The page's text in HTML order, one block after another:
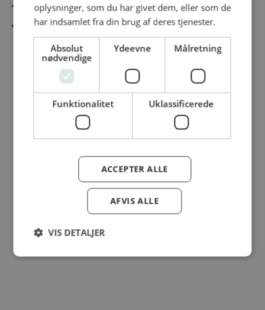
Cookiepolitk
Persondatapolitik
© Dansk Cater A/S - All rights reserved
oplysninger, som du har givet dem, eller som de
har indsamlet fra din brug af deres tjenester.
Absolut
nødvendige
Ydeevne Målretning
Funktionalitet Uklassificerede
ACCEPTER ALLE
AFVIS ALLE
VIS DETALJER